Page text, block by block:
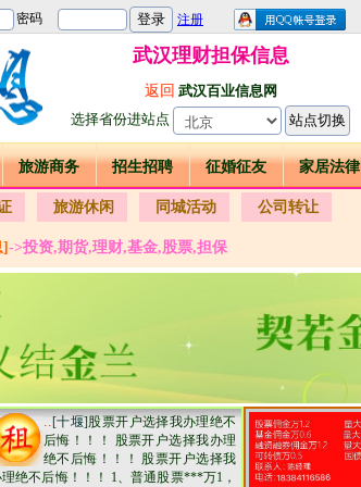
武汉理财担保信息
返回 武汉百业信息网
选择省份进站点
旅游商务 招生招聘 征婚征友 家居法律
旅游休闲 同城活动 公司转让
->投资,期货,理财,基金,股票,担保
..[十堰]股票开户选择我办理绝不
后悔！！！ 股票开户选择我办理
绝不后悔！！！ 股票开户选择我
绝不后悔！！！ 1、普通股票***万1，